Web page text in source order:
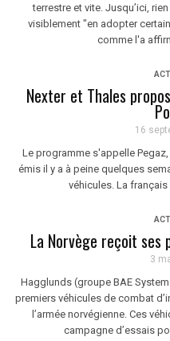
terrestre et vite. Jusqu’ici,
visiblement "en adopter
comme l'a
Nexter et Thales
16
Le programme s'appelle
émis il y a à peine quelques
véhicules. La
La Norvège reçoit ses
3
Hagglunds (groupe BAE
premiers véhicules de combat
l’armée norvégienne. Ces
campagne d’essais